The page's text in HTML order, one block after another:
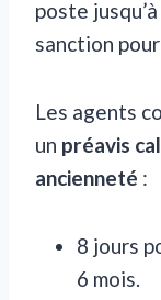
poste
sanction
Les agents
un préavis
ancienneté :
8 jours
6 mois.